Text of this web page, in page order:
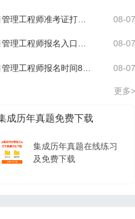
08-07
08-07
08-07
更多>
成历年真题免费下载
集成历年真题在线练习
及免费下载